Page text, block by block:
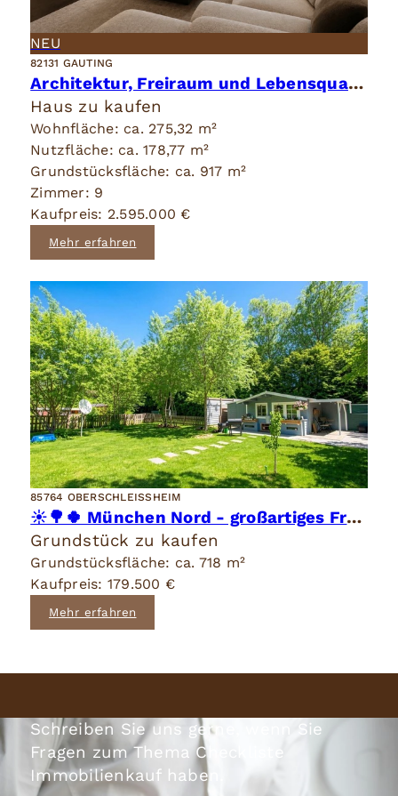
NEU
82131 GAUTING
Architektur, Freiraum und Lebensqualität in vollendeter Harmonie.
Haus zu kaufen
Wohnfläche: ca. 275,32 m²
Nutzfläche: ca. 178,77 m²
Grundstücksfläche: ca. 917 m²
Zimmer: 9
Kaufpreis: 2.595.000 €
Mehr erfahren
85764 OBERSCHLEISSHEIM
☀️🌳🍀 München Nord - großartiges Freizeitgrundstück Nr. 1 - ruhig - eingewachsen 🍀🌳☀️
Grundstück zu kaufen
Grundstücksfläche: ca. 718 m²
Kaufpreis: 179.500 €
Mehr erfahren
Schreiben Sie uns gerne, wenn Sie
Fragen zum Thema Checkliste
Immobilienkauf haben.